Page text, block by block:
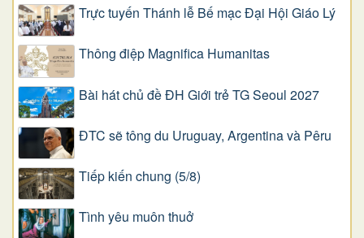
Trực tuyến Thánh lễ Bế mạc Đại Hội Giáo Lý
Thông điệp Magnifica Humanitas
Bài hát chủ đề ĐH Giới trẻ TG Seoul 2027
ĐTC sẽ tông du Uruguay, Argentina và Pêru
Tiếp kiến chung (5/8)
Tình yêu muôn thuở